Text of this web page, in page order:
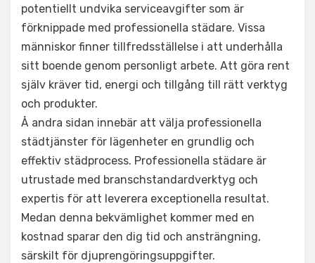
potentiellt undvika serviceavgifter som är
förknippade med professionella städare. Vissa
människor finner tillfredsställelse i att underhålla
sitt boende genom personligt arbete. Att göra rent
själv kräver tid, energi och tillgång till rätt verktyg
och produkter.
Å andra sidan innebär att välja professionella
städtjänster för lägenheter en grundlig och
effektiv städprocess. Professionella städare är
utrustade med branschstandardverktyg och
expertis för att leverera exceptionella resultat.
Medan denna bekvämlighet kommer med en
kostnad sparar den dig tid och ansträngning,
särskilt för djuprengöringsuppgifter.